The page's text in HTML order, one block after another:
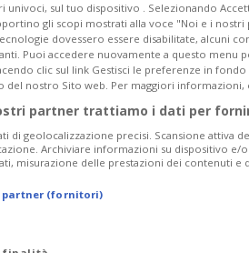
univoci, sul tuo dispositivo . Selezionando
gli scopi mostrati alla voce "Noi e i
dovessero essere disabilitate, alcuni
Puoi accedere nuovamente a questo menu
clic sul link Gestisci le preferenze in
del nostro Sito web. Per maggiori informazioni,
partner trattiamo i dati per
di geolocalizzazione precisi. Scansione attiva
Archiviare informazioni su dispositivo e/
misurazione delle prestazioni dei contenuti e
partner (fornitori)